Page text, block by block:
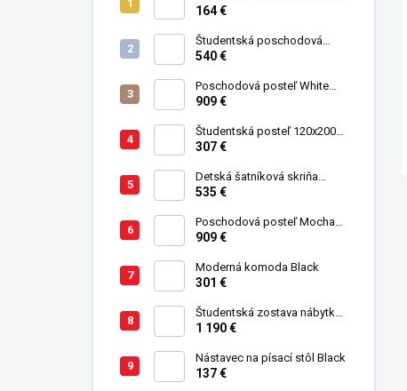
cm
164 €
Študentská poschodová
postel' 90x200 cm Mocha
540 €
Poschodová posteľ White
Studio pre 3 deti 90x200 cm s
909 €
Študentská posteľ 120x200
cm Black
307 €
Detská šatníková skriňa
trojdverová Pirate
535 €
Poschodová posteľ Mocha
Studio pre 3 deti 90x200 cm s
909 €
Moderná komoda Black
301 €
Študentská zostava nábytku
Trio
1 190 €
Nástavec na písací stôl Black
137 €